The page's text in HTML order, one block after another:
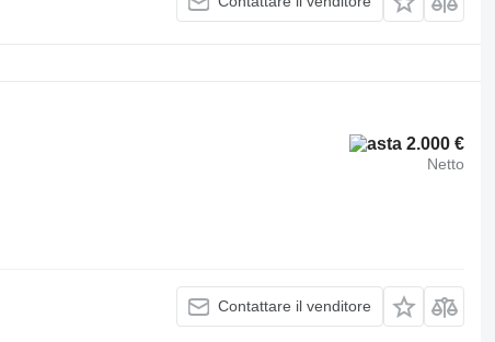
2.000 €
Netto
Contattare il venditore